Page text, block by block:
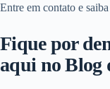
Entre em contato e
Fique por
aqui no